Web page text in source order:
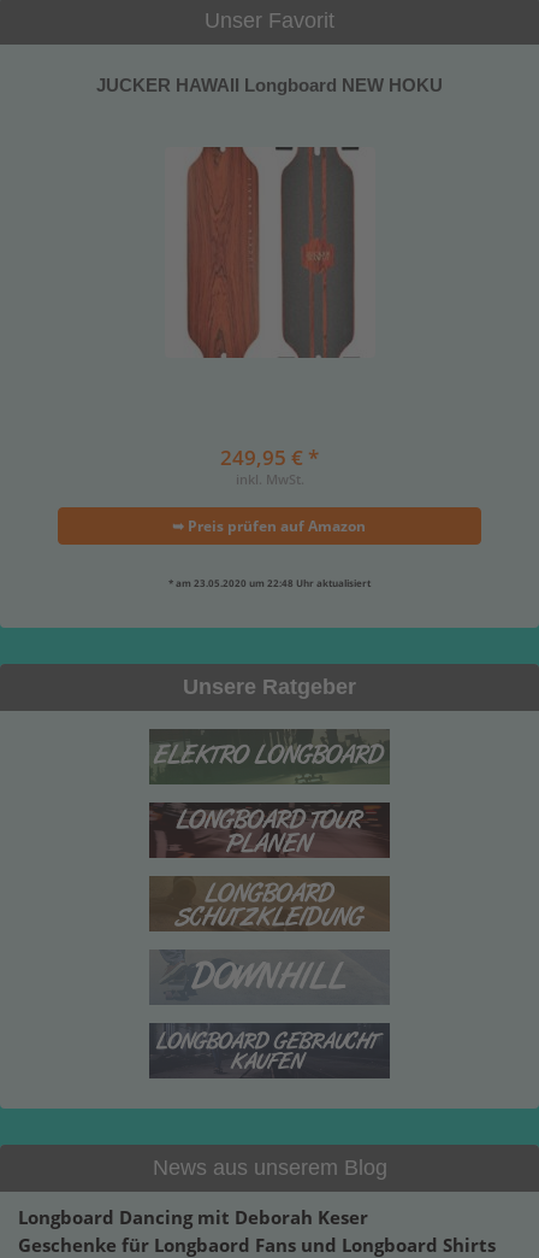
Unser Favorit
JUCKER HAWAII Longboard NEW HOKU
249,95 € *
inkl. MwSt.
➥ Preis prüfen auf Amazon
* am 23.05.2020 um 22:48 Uhr aktualisiert
Unsere Ratgeber
News aus unserem Blog
Longboard Dancing mit Deborah Keser
Geschenke für Longbaord Fans und Longboard Shirts